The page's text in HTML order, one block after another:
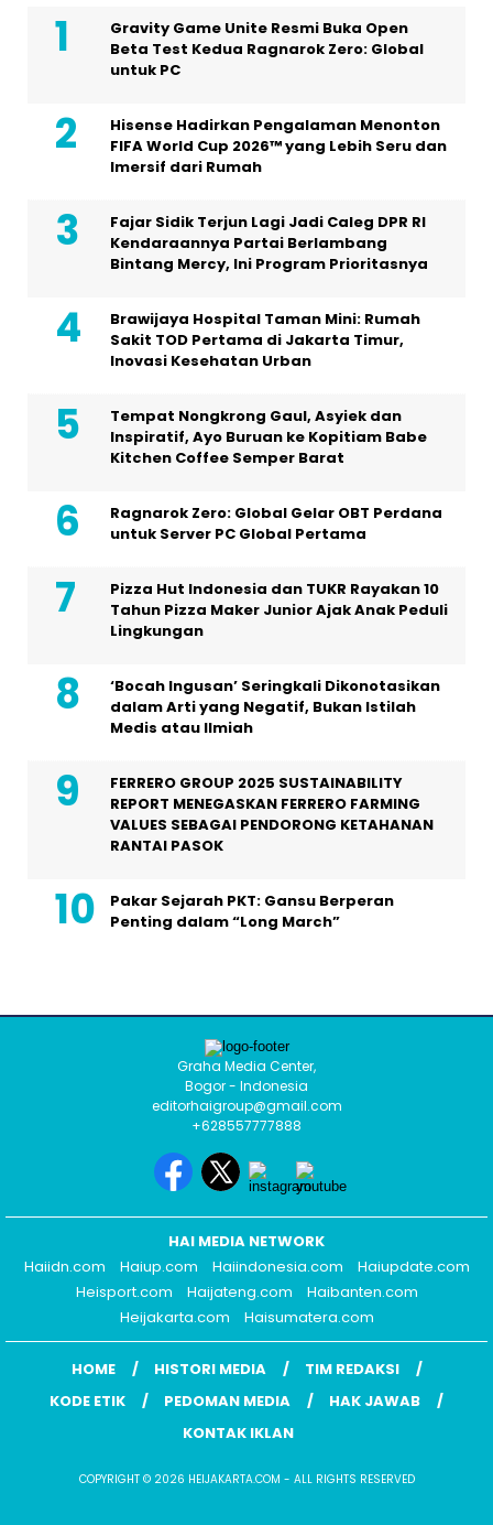
Gravity Game Unite Resmi Buka Open
Beta Test Kedua Ragnarok Zero: Global
untuk PC
Hisense Hadirkan Pengalaman Menonton
FIFA World Cup 2026™ yang Lebih Seru dan
Imersif dari Rumah
Fajar Sidik Terjun Lagi Jadi Caleg DPR RI
Kendaraannya Partai Berlambang
Bintang Mercy, Ini Program Prioritasnya
Brawijaya Hospital Taman Mini: Rumah
Sakit TOD Pertama di Jakarta Timur,
Inovasi Kesehatan Urban
Tempat Nongkrong Gaul, Asyiek dan
Inspiratif, Ayo Buruan ke Kopitiam Babe
Kitchen Coffee Semper Barat
Ragnarok Zero: Global Gelar OBT Perdana
untuk Server PC Global Pertama
Pizza Hut Indonesia dan TUKR Rayakan 10
Tahun Pizza Maker Junior Ajak Anak Peduli
Lingkungan
‘Bocah Ingusan’ Seringkali Dikonotasikan
dalam Arti yang Negatif, Bukan Istilah
Medis atau Ilmiah
FERRERO GROUP 2025 SUSTAINABILITY
REPORT MENEGASKAN FERRERO FARMING
VALUES SEBAGAI PENDORONG KETAHANAN
RANTAI PASOK
Pakar Sejarah PKT: Gansu Berperan
Penting dalam “Long March”
Graha Media Center,
Bogor - Indonesia
editorhaigroup@gmail.com
+628557777888
HAI MEDIA NETWORK
Haiidn.com
Haiup.com Haiindonesia.com
Haiupdate.com
Heisport.com
Haijateng.com
Haibanten.com
Heijakarta.com
Haisumatera.com
HOME HISTORI MEDIA
TIM REDAKSI
KODE ETIK
PEDOMAN MEDIA
HAK JAWAB
KONTAK IKLAN
COPYRIGHT © 2026 HEIJAKARTA.COM - ALL RIGHTS RESERVED